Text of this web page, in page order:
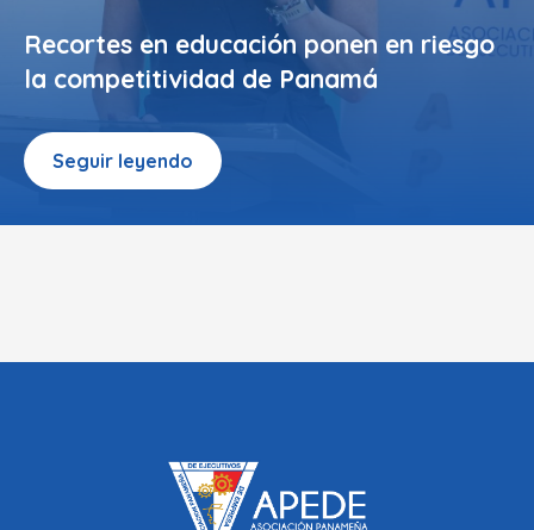
Recortes en educación ponen en riesgo
la competitividad de Panamá
Seguir leyendo